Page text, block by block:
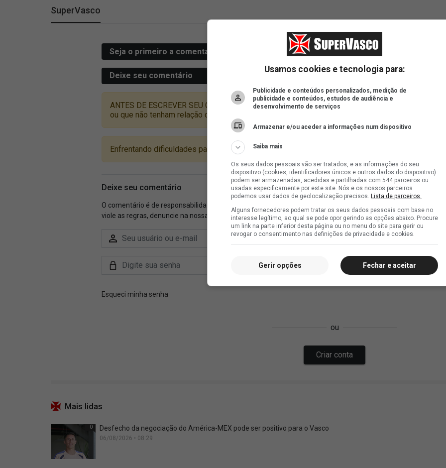
SuperVasco
Mais lidas
0 Desfecho da negociação do América-MEX pode ser positivo para o Vasco
06/08/2026 • 08:29
Usamos cookies e tecnologia para:
Publicidade e conteúdos personalizados, medição de
publicidade e conteúdos, estudos de audiência e
desenvolvimento de serviços
Armazenar e/ou aceder a informações num dispositivo
Saiba mais
Os seus dados pessoais vão ser tratados, e as informações do seu
dispositivo (cookies, identificadores únicos e outros dados do dispositivo)
podem ser armazenadas, acedidas e partilhadas com 544 parceiros ou
usadas especificamente por este site. Nós e os nossos parceiros
podemos usar dados de geolocalização precisos. Lista de parceiros.
Alguns fornecedores podem tratar os seus dados pessoais com base no
interesse legítimo, ao qual se pode opor gerindo as opções abaixo. Procure
um link na parte inferior desta página ou no menu do site para gerir ou
revogar o consentimento nas definições de privacidade e cookies.
Fechar e aceitar
Gerir opções